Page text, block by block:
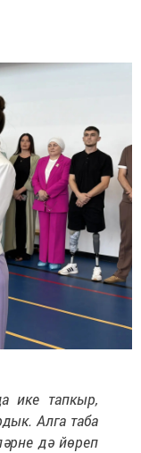
ике тапкыр,
Алга таба
дә йөреп